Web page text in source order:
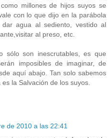
millones de hijos suyos se
con lo que dijo en la parábola
agua al sediento, vestido al
al preso, etc.
sólo son inescrutables, es que
imposibles de imaginar, de
aquí abajo. Tan solo sabemos
la Salvación de los suyos.
de 2010 a las 22:41